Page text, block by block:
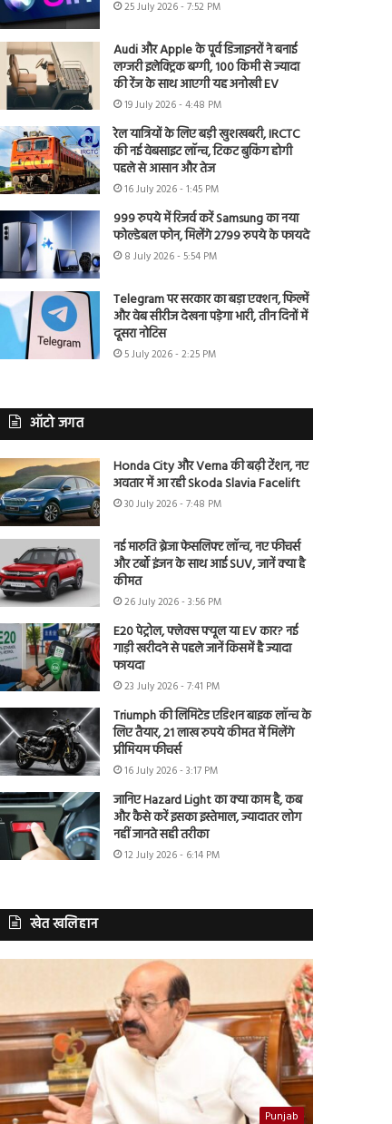
25 July 2026 - 7:52 PM
Audi और Apple के पूर्व डिजाइनरों ने बनाई
लग्जरी इलेक्ट्रिक बग्गी, 100 किमी से ज्यादा
की रेंज के साथ आएगी यह अनोखी EV
19 July 2026 - 4:48 PM
रेल यात्रियों के लिए बड़ी खुशखबरी, IRCTC
की नई वेबसाइट लॉन्च, टिकट बुकिंग होगी
पहले से आसान और तेज
16 July 2026 - 1:45 PM
999 रुपये में रिजर्व करें Samsung का नया
फोल्डेबल फोन, मिलेंगे 2799 रुपये के फायदे
8 July 2026 - 5:54 PM
Telegram पर सरकार का बड़ा एक्शन, फिल्में
और वेब सीरीज देखना पड़ेगा भारी, तीन दिनों में
दूसरा नोटिस
5 July 2026 - 2:25 PM
ऑटो जगत
Honda City और Verna की बढ़ी टेंशन, नए
अवतार में आ रही Skoda Slavia Facelift
30 July 2026 - 7:48 PM
नई मारुति ब्रेजा फेसलिफ्ट लॉन्च, नए फीचर्स
और टर्बो इंजन के साथ आई SUV, जानें क्या है
कीमत
26 July 2026 - 3:56 PM
E20 पेट्रोल, फ्लेक्स फ्यूल या EV कार? नई
गाड़ी खरीदने से पहले जानें किसमें है ज्यादा
फायदा
23 July 2026 - 7:41 PM
Triumph की लिमिटेड एडिशन बाइक लॉन्च के
लिए तैयार, 21 लाख रुपये कीमत में मिलेंगे
प्रीमियम फीचर्स
16 July 2026 - 3:17 PM
जानिए Hazard Light का क्या काम है, कब
और कैसे करें इसका इस्तेमाल, ज्यादातर लोग
नहीं जानते सही तरीका
12 July 2026 - 6:14 PM
खेत खलिहान
Punjab